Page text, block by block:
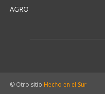
AGRO
© Otro sitio Hecho en el Sur